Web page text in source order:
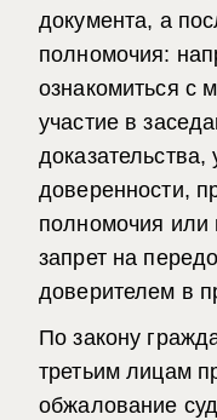
документа, а
полномочия:
ознакомиться с
участие в
доказательства,
доверенности,
полномочия или
запрет на
доверителем в
По закону
третьим лицам
обжалование